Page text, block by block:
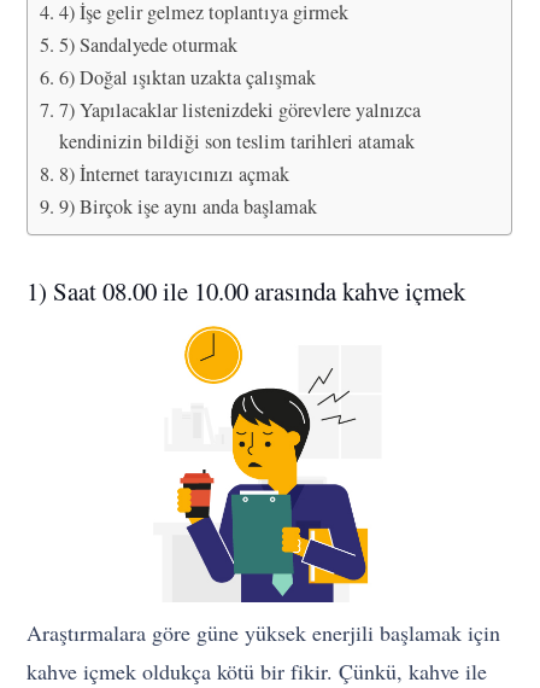
4) İşe gelir gelmez toplantıya girmek
5) Sandalyede oturmak
6) Doğal ışıktan uzakta çalışmak
7) Yapılacaklar listenizdeki görevlere yalnızca
kendinizin bildiği son teslim tarihleri atamak
8) İnternet tarayıcınızı açmak
9) Birçok işe aynı anda başlamak
1) Saat 08.00 ile 10.00 arasında kahve içmek
Araştırmalara göre güne yüksek enerjili başlamak için
kahve içmek oldukça kötü bir fikir. Çünkü, kahve ile